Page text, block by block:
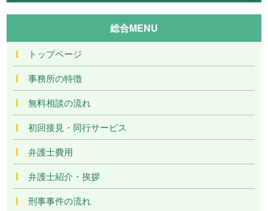
総合MENU
トップページ
事務所の特徴
無料相談の流れ
初回接見・同行サービス
弁護士費用
弁護士紹介・挨拶
刑事事件の流れ